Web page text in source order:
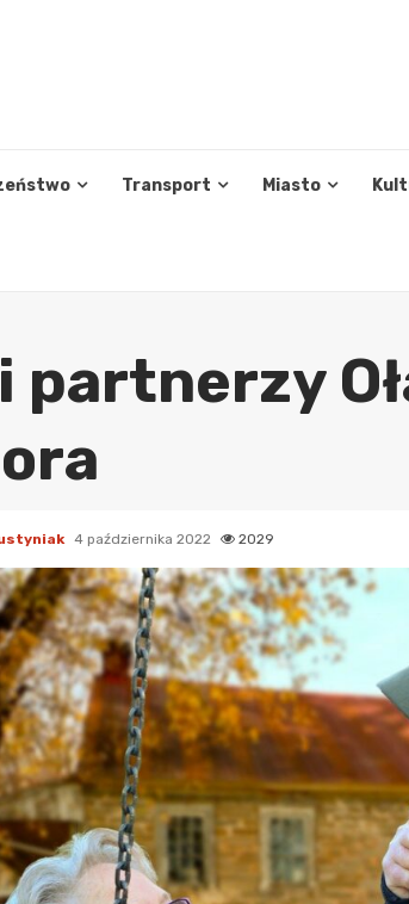
Transport Miasto
partnerzy
4 października 2022 2029